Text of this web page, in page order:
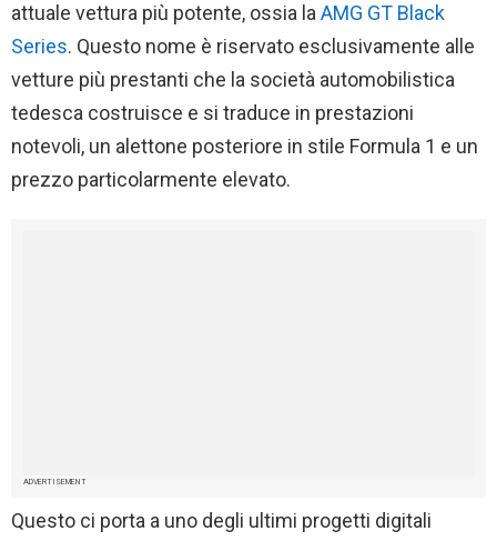
attuale vettura più potente, ossia laAMG GT Black
Series. Questo nome è riservato esclusivamente alle
vetture più prestanti che la società automobilistica
tedesca costruisce e si traduce in prestazioni
notevoli, un alettone posteriore in stile Formula 1 e un
prezzo particolarmente elevato.
ADVERTISEMENT
Questo ci porta a uno degli ultimi progetti digitali